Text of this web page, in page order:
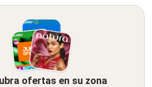
ofertas en su zona